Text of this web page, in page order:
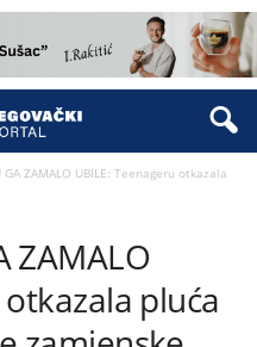
GA ZAMALO UBILE: Teenageru otkazala
ZAMALO
pluća